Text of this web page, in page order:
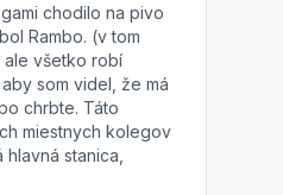
chodilo na pivo
Rambo. (v tom
ale všetko robí
som videl, že má
chrbte. Táto
miestnych kolegov
stanica,